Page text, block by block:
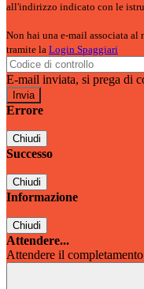
all'indirizzo indicato con le
Non hai una e-mail associata al
tramite la Login Spaggiari
E-mail inviata, si prega di
Errore
Chiudi
Successo
Chiudi
Informazione
Chiudi
Attendere...
Attendere il